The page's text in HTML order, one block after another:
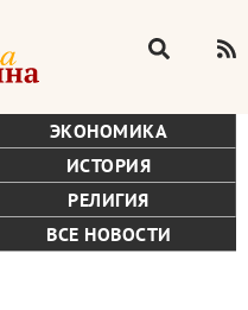
ЭКОНОМИКА
ИСТОРИЯ
РЕЛИГИЯ
ВСЕ НОВОСТИ